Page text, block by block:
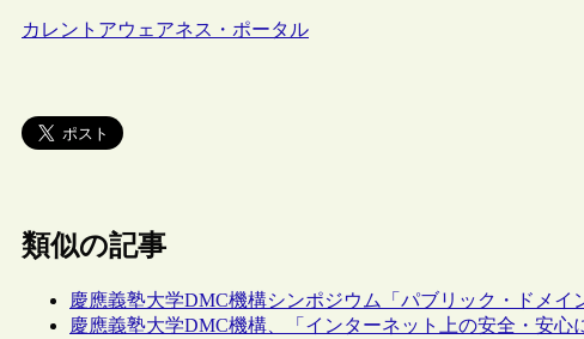
カレントアウェアネス・ポータル
類似の記事
慶應義塾大学DMC機構シンポジウム「パブリック・ドメイ
慶應義塾大学DMC機構、「インターネット上の安全・安心